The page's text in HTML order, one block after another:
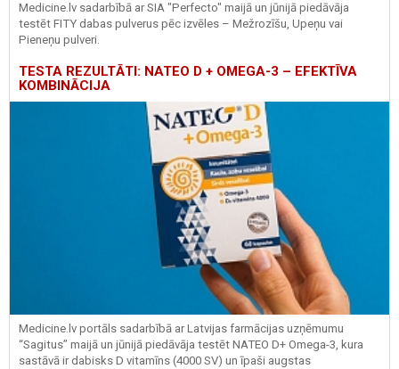
Medicine.lv sadarbībā ar SIA "Perfecto" maijā un jūnijā piedāvāja
testēt FITY dabas pulverus pēc izvēles – Mežrozīšu, Upeņu vai
Pieneņu pulveri.
TESTA REZULTĀTI: NATEO D + OMEGA-3 – EFEKTĪVA
KOMBINĀCIJA
Medicine.lv portāls sadarbībā ar Latvijas farmācijas uzņēmumu
“Sagitus” maijā un jūnijā piedāvāja testēt NATEO D+ Omega-3, kura
sastāvā ir dabisks D vitamīns (4000 SV) un īpaši augstas